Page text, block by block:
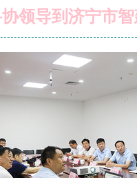
领导到济宁市